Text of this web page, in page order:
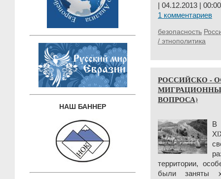
НАШ БАННЕР
| 04.12.2013 | 00:00
1 комментариев
безопасность
/ этнополитика
РОССИЙСКО -
ВОПРОСА)
В
территории,
были заняты